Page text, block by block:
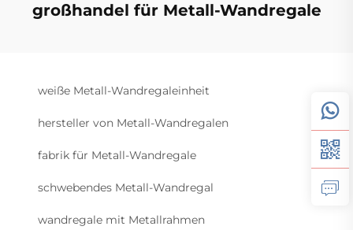
großhandel für Metall-Wandregale
weiße Metall-Wandregaleinheit
hersteller von Metall-Wandregalen
fabrik für Metall-Wandregale
schwebendes Metall-Wandregal
wandregale mit Metallrahmen